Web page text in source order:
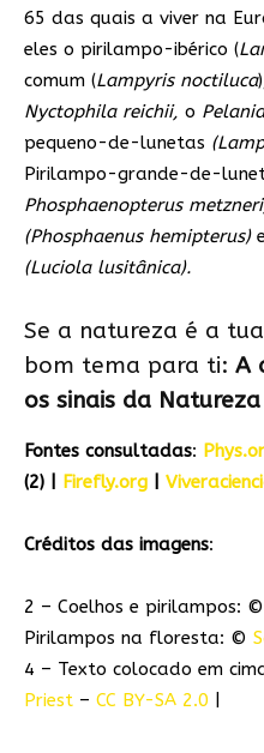
65 das quais a viver na
eles o pirilampo-ibérico (
comum (Lampyris noctiluca
Nyctophila reichii, o
pequeno-de-lunetas
Pirilampo-grande-de-
Phosphaenopterus
(Phosphaenus hemipterus)
(Luciola lusitânica).
Se a natureza é a
bom tema para ti: A
os sinais da Natureza
Fontes consultadas:
(2) | Firefly.org
Créditos das imagens:
2 – Coelhos e pirilampos: ©
Pirilampos na floresta: ©
4 – Texto colocado em
Priest – CC BY-SA 2.0